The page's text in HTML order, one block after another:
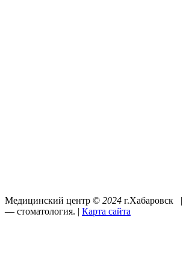
Медицинский центр © 2024 г.Хабаровск |
— стоматология. | Карта сайта